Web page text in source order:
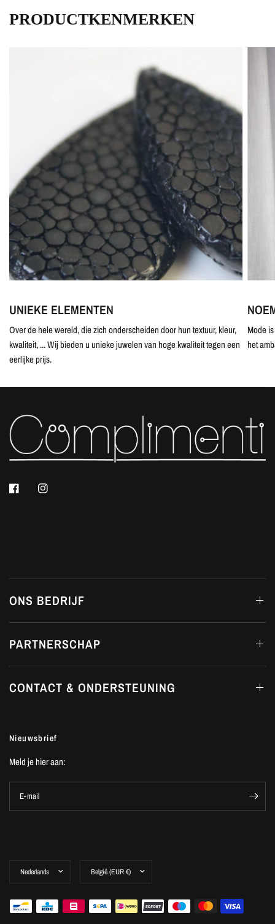
PRODUCTKENMERKEN
UNIEKE ELEMENTEN
Over de hele wereld, die zich onderscheiden door hun textuur, kleur,
kwaliteit, ... Wij bieden u unieke juwelen van hoge kwaliteit tegen een
eerlijke prijs.
Mode
het
ONS BEDRIJF
PARTNERSCHAP
CONTACT & ONDERSTEUNING
Nieuwsbrief
Meld je hier aan:
E-mail